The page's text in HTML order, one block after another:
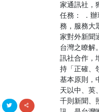
家通訊社，
任務： ．
務，服務大
家對外新聞
台灣之瞭解
訊社合作，
持「正確、
基本原則，
天以中、英
千則新聞、